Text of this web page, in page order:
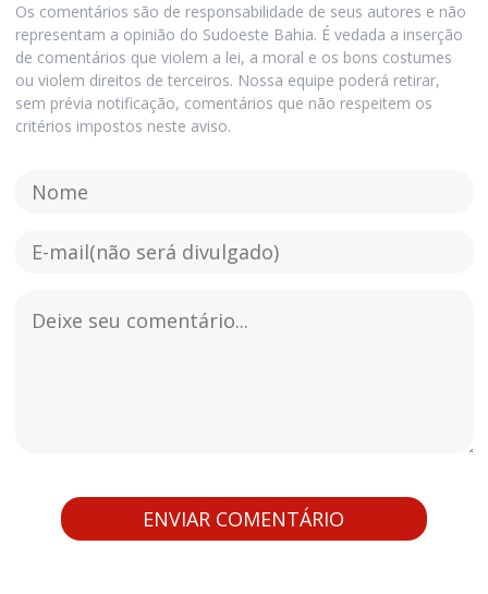
Os comentários são de responsabilidade de seus autores e não
representam a opinião do Sudoeste Bahia. É vedada a inserção
de comentários que violem a lei, a moral e os bons costumes
ou violem direitos de terceiros. Nossa equipe poderá retirar,
sem prévia notificação, comentários que não respeitem os
critérios impostos neste aviso.